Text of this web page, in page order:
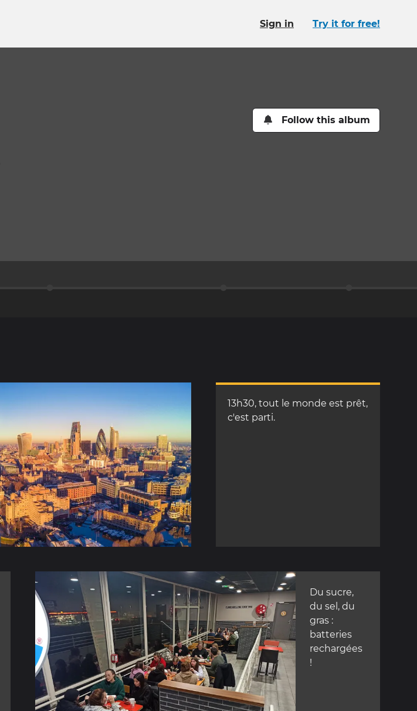
Sign in Try it for free!
Follow this album
13h30, tout le monde est prêt,
c'est parti.
Du sucre,
du sel, du
gras :
batteries
rechargées
!